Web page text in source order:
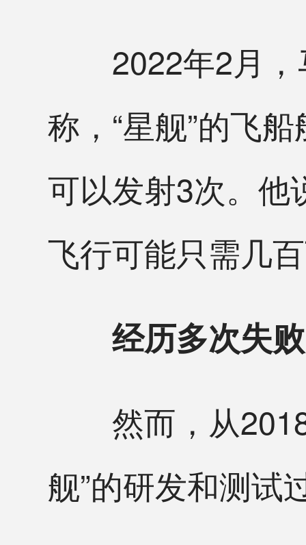
2022年2月，
称，“星舰”的飞
可以发射3次。他
飞行可能只需几
经历多次失败
然而，从2018
舰”的研发和测试